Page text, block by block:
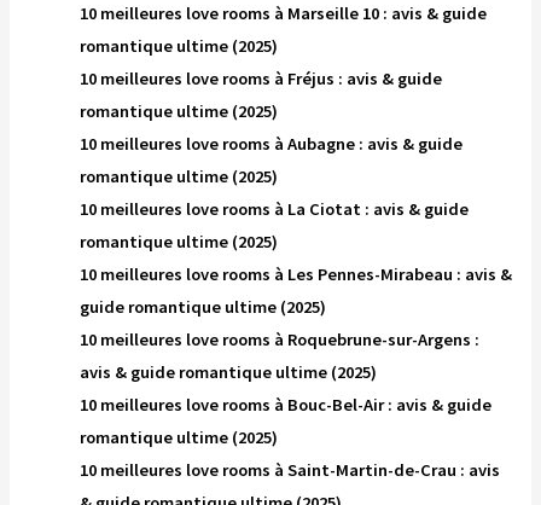
10 meilleures love rooms à Marseille 10 : avis & guide
romantique ultime (2025)
10 meilleures love rooms à Fréjus : avis & guide
romantique ultime (2025)
10 meilleures love rooms à Aubagne : avis & guide
romantique ultime (2025)
10 meilleures love rooms à La Ciotat : avis & guide
romantique ultime (2025)
10 meilleures love rooms à Les Pennes-Mirabeau : avis &
guide romantique ultime (2025)
10 meilleures love rooms à Roquebrune-sur-Argens :
avis & guide romantique ultime (2025)
10 meilleures love rooms à Bouc-Bel-Air : avis & guide
romantique ultime (2025)
10 meilleures love rooms à Saint-Martin-de-Crau : avis